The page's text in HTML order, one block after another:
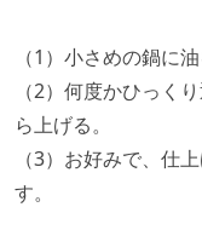
（1）小さめの鍋に
（2）何度かひっく
ら上げる。
（3）お好みで、仕
す。